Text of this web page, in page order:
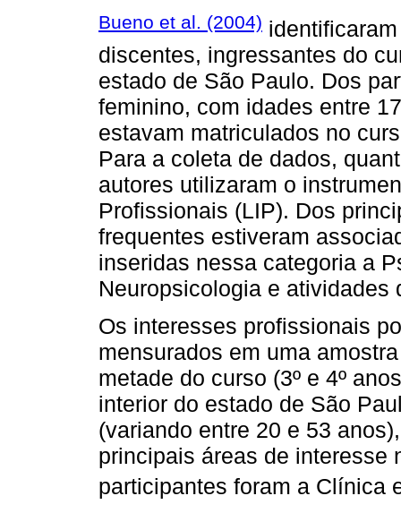
Bueno et al. (2004)
discentes, ingressantes do
estado de São Paulo. Dos
feminino, com idades entre
estavam matriculados no
Para a coleta de dados,
autores utilizaram o
Profissionais (LIP). Dos
frequentes estiveram
inseridas nessa categoria a
Neuropsicologia e atividades
Os interesses profissionais
mensurados em uma
metade do curso (3º e 4º
interior do estado de São
(variando entre 20 e 53
principais áreas de interesse
participantes foram a Clínica